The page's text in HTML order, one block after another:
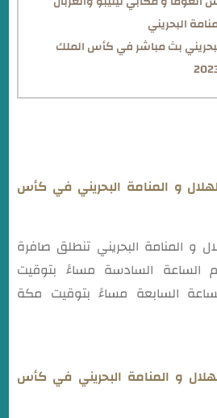
البحريني
بث مباشر في كأس الملك
و المنامة البحريني في كأس
و المنامة البحريني تنطلق صافرة
الساعة السادسة مساءً بتوقيت
السابعة مساءً بتوقيت مكة
و المنامة البحريني في كأس